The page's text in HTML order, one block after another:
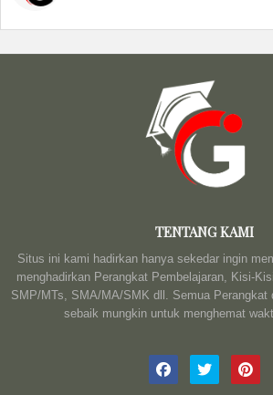
TENTANG KAMI
Situs ini kami hadirkan hanya sekedar ingin
menghadirkan Perangkat Pembelajaran, Kisi-
SMP/MTs, SMA/MA/SMK dll. Semua Perangkat
sebaik mungkin untuk menghemat